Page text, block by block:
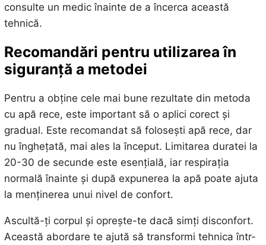
consulte un medic înainte de a încerca această
tehnică.
Recomandări pentru utilizarea în
siguranță a metodei
Pentru a obține cele mai bune rezultate din metoda
cu apă rece, este important să o aplici corect și
gradual. Este recomandat să folosești apă rece, dar
nu înghețată, mai ales la început. Limitarea duratei la
20-30 de secunde este esențială, iar respirația
normală înainte și după expunerea la apă poate ajuta
la menținerea unui nivel de confort.
Ascultă-ți corpul și oprește-te dacă simți disconfort.
Această abordare te ajută să transformi tehnica într-